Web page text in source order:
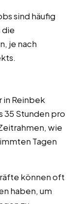
sind häufig
die
je nach
in Reinbek
35 Stunden pro
wie
Tagen
können oft
haben, um